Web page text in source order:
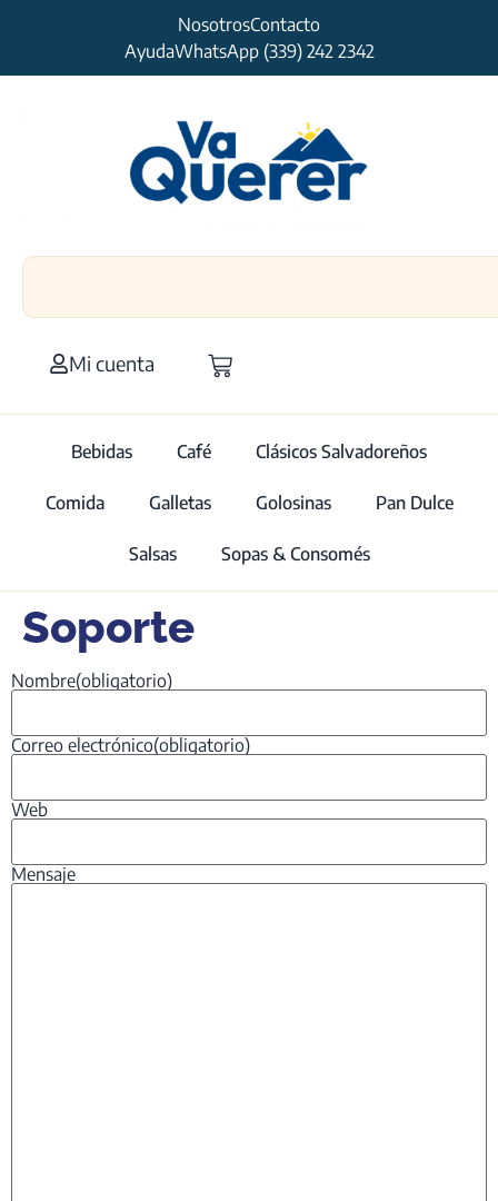
NosotrosContacto
AyudaWhatsApp (339) 242 2342
Mi cuenta
Bebidas Café Clásicos Salvadoreños
Comida Galletas Golosinas Pan Dulce
Salsas Sopas & Consomés
Soporte
Nombre(obligatorio)
Correo electrónico(obligatorio)
Web
Mensaje